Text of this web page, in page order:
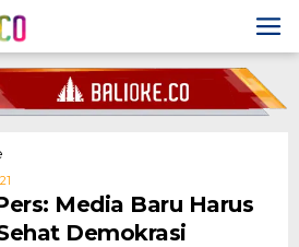
Dewan
Pers:
Media
Baru
Media Baru Harus
Demokrasi